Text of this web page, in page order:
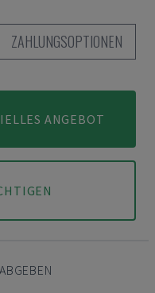
ZAHLUNGSOPTIONEN
ANGEBOT